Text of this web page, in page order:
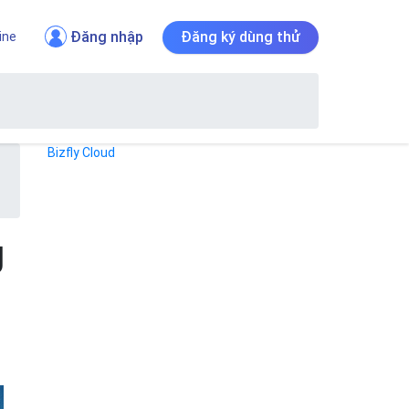
Đăng nhập Đăng ký dùng thử
Bizfly Cloud